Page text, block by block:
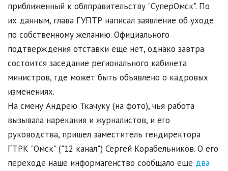
приближенный к облправительству "СуперОмск". По
их данным, глава ГУПТР написал заявление об уходе
по собственному желанию. Официального
подтверждения отставки еще нет, однако завтра
состоится заседание регионального кабинета
министров, где может быть объявлено о кадровых
изменениях.
На смену Андрею Ткачуку (на фото), чья работа
вызывала нарекания и журналистов, и его
руководства, пришел заместитель гендиректора
ГТРК "Омск" ("12 канал") Сергей Корабельников. О его
переходе наше информагенство сообщало еще два